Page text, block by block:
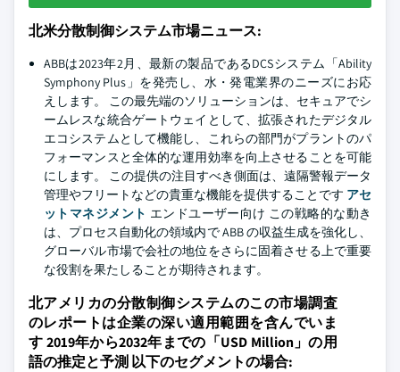
北米分散制御システム市場ニュース:
ABBは2023年2月、最新の製品であるDCSシステム「Ability
Symphony Plus」を発売し、水・発電業界のニーズにお応
えします。 この最先端のソリューションは、セキュアでシ
ームレスな統合ゲートウェイとして、拡張されたデジタル
エコシステムとして機能し、これらの部門がプラントのパ
フォーマンスと全体的な運用効率を向上させることを可能
にします。 この提供の注目すべき側面は、遠隔警報データ
管理やフリートなどの貴重な機能を提供することです アセ
ットマネジメント エンドユーザー向け この戦略的な動き
は、プロセス自動化の領域内で ABB の収益生成を強化し、
グローバル市場で会社の地位をさらに固着させる上で重要
な役割を果たしることが期待されます。
北アメリカの分散制御システムのこの市場調査
のレポートは企業の深い適用範囲を含んでいま
す 2019年から2032年までの「USD Million」の用
語の推定と予測 以下のセグメントの場合: